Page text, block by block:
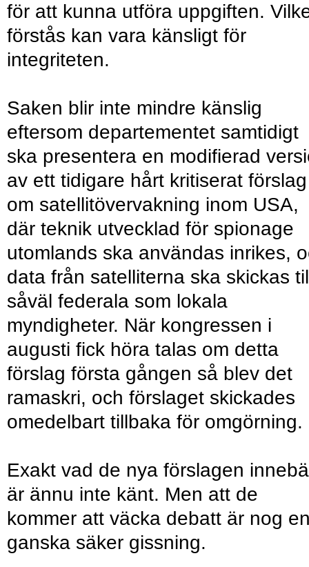
för att kunna utföra uppgiften.
förstås kan vara känsligt för
integriteten.
Saken blir inte mindre känslig
eftersom departementet samtidigt
ska presentera en modifierad
av ett tidigare hårt kritiserat förslag
om satellitövervakning inom USA,
där teknik utvecklad för spionage
utomlands ska användas inrikes,
data från satelliterna ska skickas
såväl federala som lokala
myndigheter. När kongressen i
augusti fick höra talas om detta
förslag första gången så blev det
ramaskri, och förslaget skickades
omedelbart tillbaka för omgörning.
Exakt vad de nya förslagen
är ännu inte känt. Men att de
kommer att väcka debatt är nog
ganska säker gissning.